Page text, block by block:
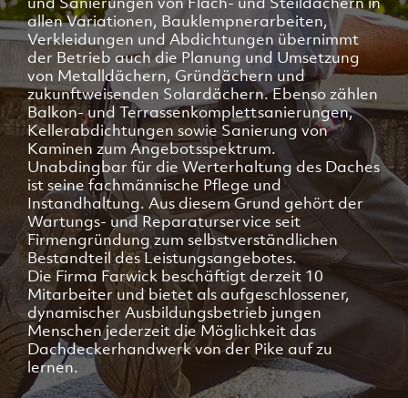
allen Variationen, Bauklempnerarbeiten,
Verkleidungen und Abdichtungen übernimmt
der Betrieb auch die Planung und Umsetzung
von Metalldächern, Gründächern und
zukunftweisenden Solardächern. Ebenso zählen
Balkon- und Terrassenkomplettsanierungen,
Kellerabdichtungen sowie Sanierung von
Kaminen zum Angebotsspektrum.
Unabdingbar für die Werterhaltung des Daches
ist seine fachmännische Pflege und
Instandhaltung. Aus diesem Grund gehört der
Wartungs- und Reparaturservice seit
Firmengründung zum selbstverständlichen
Bestandteil des Leistungsangebotes.
Die Firma Farwick beschäftigt derzeit 10
Mitarbeiter und bietet als aufgeschlossener,
dynamischer Ausbildungsbetrieb jungen
Menschen jederzeit die Möglichkeit das
Dachdeckerhandwerk von der Pike auf zu
lernen.